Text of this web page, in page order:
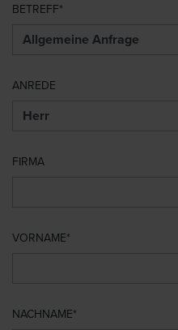
BETREFF
ANREDE
FIRMA
VORNAME
NACHNAME